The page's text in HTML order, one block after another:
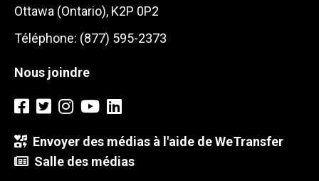
Ottawa (Ontario), K2P 0P2
Téléphone: (877) 595-2373
Nous joindre
Envoyer des médias à l'aide de WeTransfer
Salle des médias